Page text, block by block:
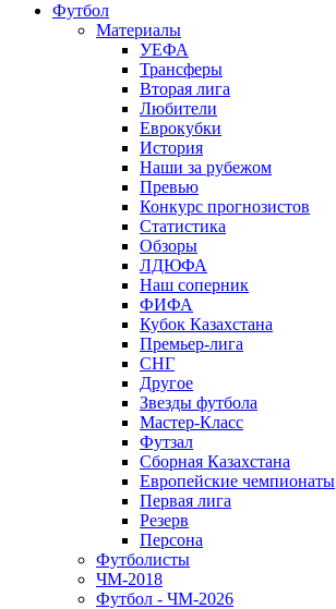
Футбол
Материалы
УЕФА
Трансферы
Вторая лига
Любители
Еврокубки
История
Наши за рубежом
Превью
Конкурс прогнозистов
Статистика
Обзоры
ЛДЮФА
Наш соперник
ФИФА
Кубок Казахстана
Премьер-лига
СНГ
Другое
Звезды футбола
Мастер-Класс
Футзал
Сборная Казахстана
Европейские чемпионаты
Первая лига
Резерв
Персона
Футболисты
ЧМ-2018
Футбол - ЧМ-2026